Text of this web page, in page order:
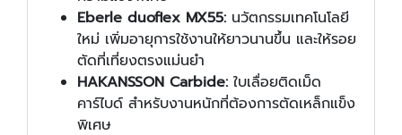
Eberle duoflex MX55: นวัตกรรมเทคโนโลยี
ใหม่ เพิ่มอายุการใช้งานให้ยาวนานขึ้น และให้รอย
ตัดที่เที่ยงตรงแม่นยำ
HAKANSSON Carbide: ใบเลื่อยติดเม็ด
คาร์ไบด์ สำหรับงานหนักที่ต้องการตัดเหล็กแข็ง
พิเศษ